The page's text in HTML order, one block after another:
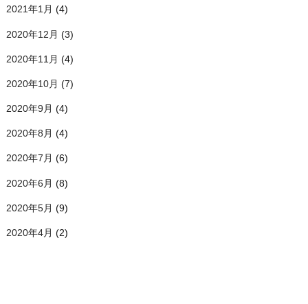
2021年1月 (4)
2020年12月 (3)
2020年11月 (4)
2020年10月 (7)
2020年9月 (4)
2020年8月 (4)
2020年7月 (6)
2020年6月 (8)
2020年5月 (9)
2020年4月 (2)